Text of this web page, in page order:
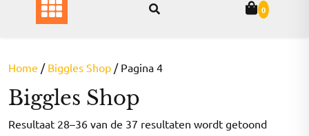
0
Home / Biggles Shop / Pagina 4
Biggles Shop
Resultaat 28–36 van de 37 resultaten wordt getoond